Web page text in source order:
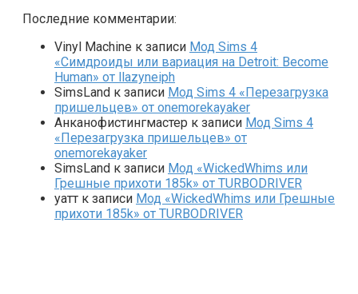
Последние комментарии:
Vinyl Machine к записи Мод Sims 4
«Симдроиды или вариация на Detroit: Become
Human» от llazyneiph
SimsLand к записи Мод Sims 4 «Перезагрузка
пришельцев» от onemorekayaker
Анканофистингмастер к записи Мод Sims 4
«Перезагрузка пришельцев» от
onemorekayaker
SimsLand к записи Мод «WickedWhims или
Грешные прихоти 185k» от TURBODRIVER
yaтт к записи Мод «WickedWhims или Грешные
прихоти 185k» от TURBODRIVER